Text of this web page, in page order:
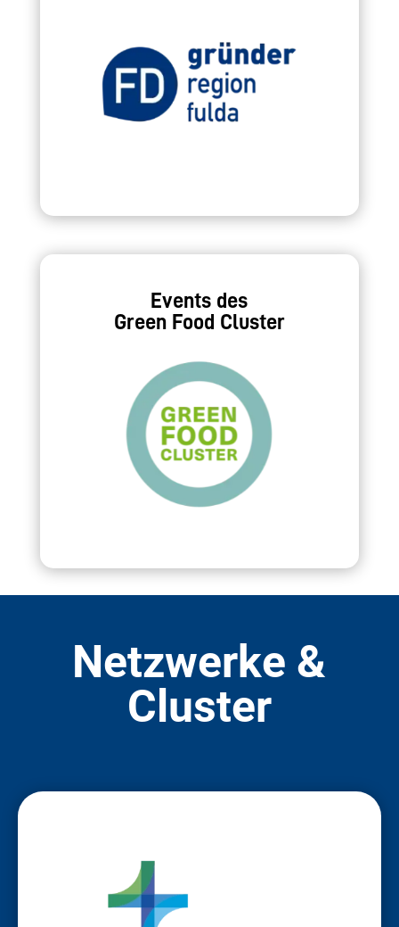
Events des
Green Food Cluster
Netzwerke &
Cluster